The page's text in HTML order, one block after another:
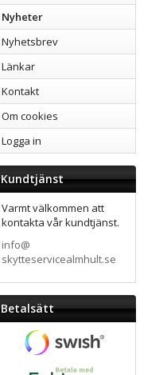
Nyheter
Nyhetsbrev
Länkar
Kontakt
Om cookies
Logga in
Kundtjänst
Varmt välkommen att
kontakta vår kundtjänst.
info@
skytteservicealmhult.se
Betalsätt